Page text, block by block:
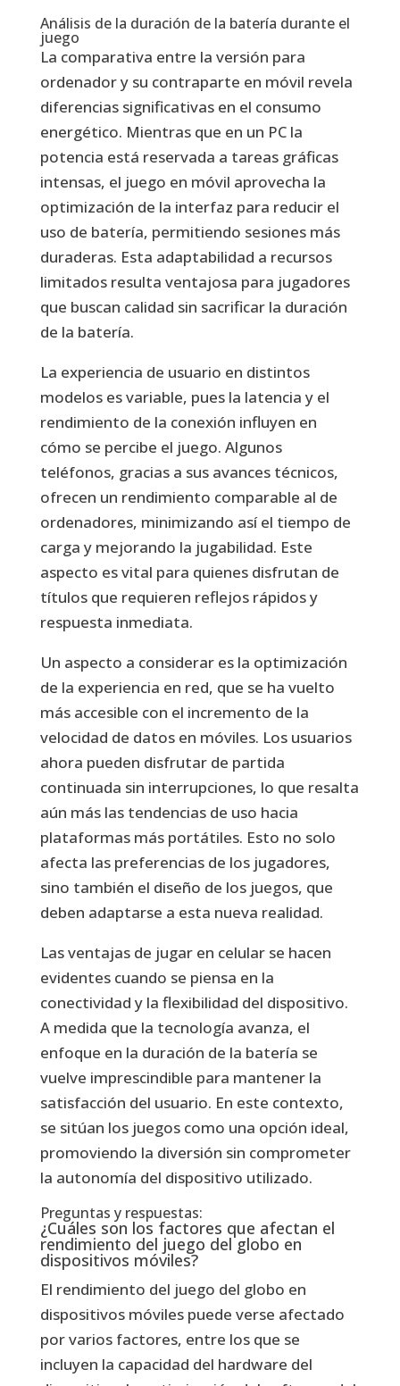
Análisis de la duración de la batería durante el
juego
La comparativa entre la versión para
ordenador y su contraparte en móvil revela
diferencias significativas en el consumo
energético. Mientras que en un PC la
potencia está reservada a tareas gráficas
intensas, el juego en móvil aprovecha la
optimización de la interfaz para reducir el
uso de batería, permitiendo sesiones más
duraderas. Esta adaptabilidad a recursos
limitados resulta ventajosa para jugadores
que buscan calidad sin sacrificar la duración
de la batería.
La experiencia de usuario en distintos
modelos es variable, pues la latencia y el
rendimiento de la conexión influyen en
cómo se percibe el juego. Algunos
teléfonos, gracias a sus avances técnicos,
ofrecen un rendimiento comparable al de
ordenadores, minimizando así el tiempo de
carga y mejorando la jugabilidad. Este
aspecto es vital para quienes disfrutan de
títulos que requieren reflejos rápidos y
respuesta inmediata.
Un aspecto a considerar es la optimización
de la experiencia en red, que se ha vuelto
más accesible con el incremento de la
velocidad de datos en móviles. Los usuarios
ahora pueden disfrutar de partida
continuada sin interrupciones, lo que resalta
aún más las tendencias de uso hacia
plataformas más portátiles. Esto no solo
afecta las preferencias de los jugadores,
sino también el diseño de los juegos, que
deben adaptarse a esta nueva realidad.
Las ventajas de jugar en celular se hacen
evidentes cuando se piensa en la
conectividad y la flexibilidad del dispositivo.
A medida que la tecnología avanza, el
enfoque en la duración de la batería se
vuelve imprescindible para mantener la
satisfacción del usuario. En este contexto,
se sitúan los juegos como una opción ideal,
promoviendo la diversión sin comprometer
la autonomía del dispositivo utilizado.
Preguntas y respuestas:
¿Cuáles son los factores que afectan el
rendimiento del juego del globo en
dispositivos móviles?
El rendimiento del juego del globo en
dispositivos móviles puede verse afectado
por varios factores, entre los que se
incluyen la capacidad del hardware del